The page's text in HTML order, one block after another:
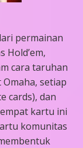
permainan
Hold’em,
cara taruhan
setiap
cards), dan
kartu ini
komunitas